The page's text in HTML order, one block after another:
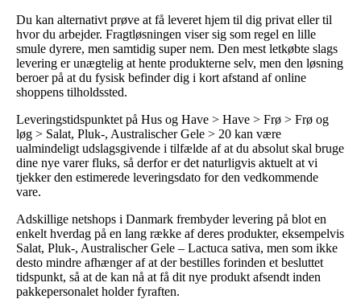
Du kan alternativt prøve at få leveret hjem til dig privat eller til
hvor du arbejder. Fragtløsningen viser sig som regel en lille
smule dyrere, men samtidig super nem. Den mest letkøbte slags
levering er unægtelig at hente produkterne selv, men den løsning
beroer på at du fysisk befinder dig i kort afstand af online
shoppens tilholdssted.
Leveringstidspunktet på Hus og Have > Have > Frø > Frø og
løg > Salat, Pluk-, Australischer Gele > 20 kan være
ualmindeligt udslagsgivende i tilfælde af at du absolut skal bruge
dine nye varer fluks, så derfor er det naturligvis aktuelt at vi
tjekker den estimerede leveringsdato for den vedkommende
vare.
Adskillige netshops i Danmark frembyder levering på blot en
enkelt hverdag på en lang række af deres produkter, eksempelvis
Salat, Pluk-, Australischer Gele – Lactuca sativa, men som ikke
desto mindre afhænger af at der bestilles forinden et besluttet
tidspunkt, så at de kan nå at få dit nye produkt afsendt inden
pakkepersonalet holder fyraften.